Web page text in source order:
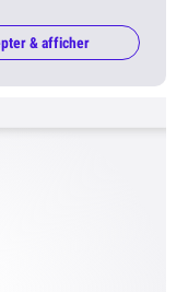
& afficher